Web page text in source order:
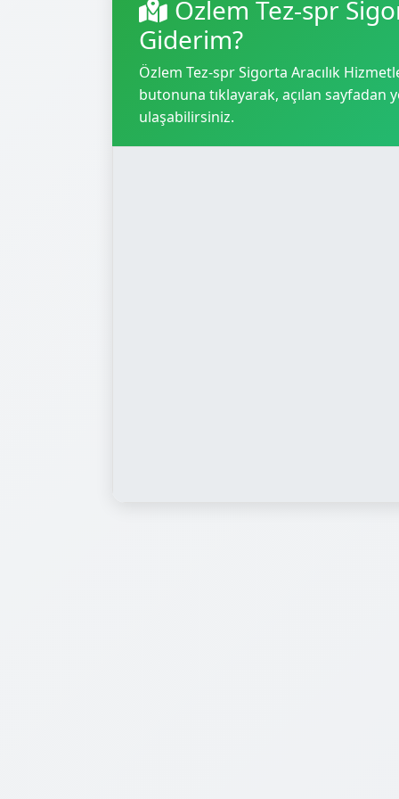
Özlem Tez-spr
Giderim?
Özlem Tez-spr Sigorta Aracılık
butonuna tıklayarak, açılan
ulaşabilirsiniz.